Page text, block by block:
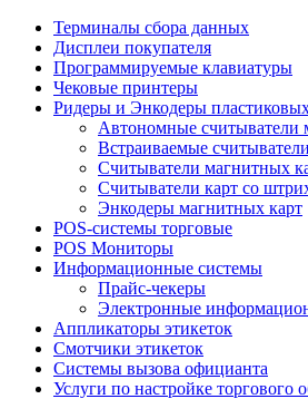
Терминалы сбора данных
Дисплеи покупателя
Программируемые клавиатуры
Чековые принтеры
Ридеры и Энкодеры
Автономные считыватели
Встраиваемые
Считыватели магнитных
Считыватели карт со
Энкодеры магнитных карт
POS-системы торговые
POS Мониторы
Информационные системы
Прайс-чекеры
Электронные
Аппликаторы этикеток
Смотчики этикеток
Системы вызова официанта
Услуги по настройке торгового